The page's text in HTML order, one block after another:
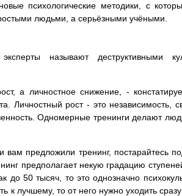
психологические методики, с
людьми, а серьёзными учёными.
называют деструктивными
а личностное снижение, -
Личностный рост - это независимость,
Одномерные тренинги делают
предложили тренинг, постарайтесь
предполагает некую градацию
50 тысяч, то это однозначно
к лучшему, то от него нужно уходить